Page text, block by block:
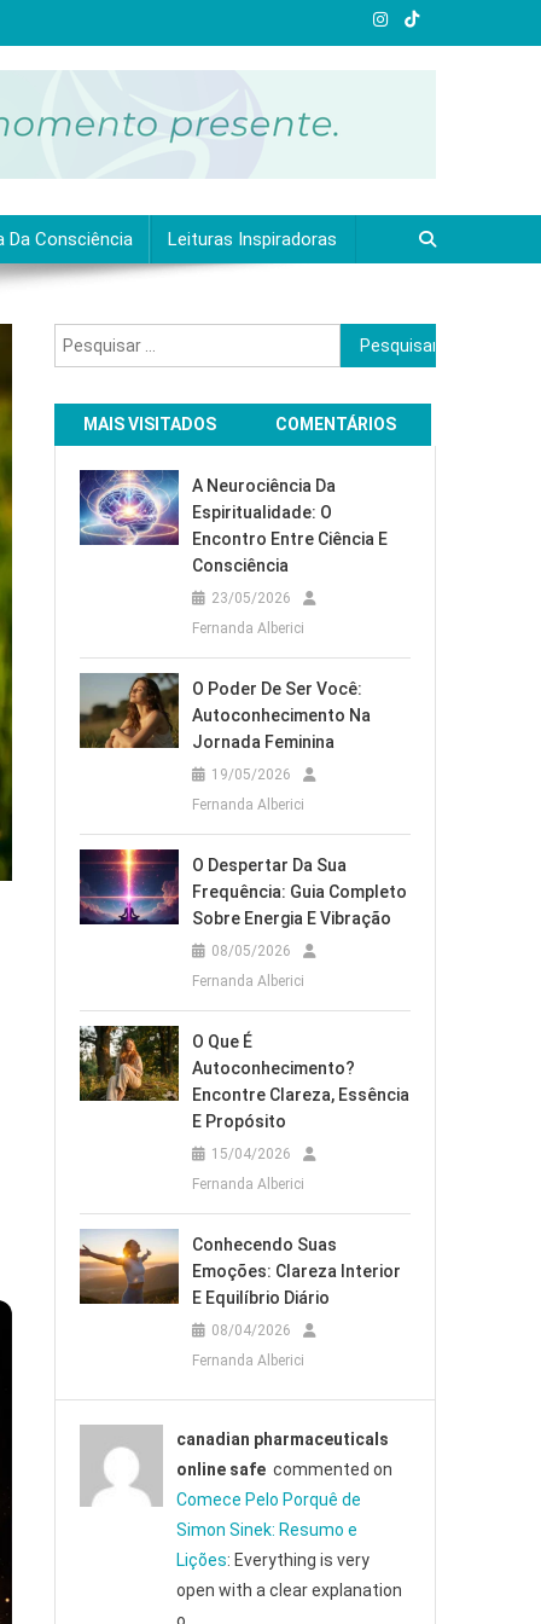
Da Consciência Leituras Inspiradoras
Pesquisar
por:
MAIS VISITADOS COMENTÁRIOS
A Neurociência Da
Espiritualidade: O
Encontro Entre Ciência E
Consciência
23/05/2026
Fernanda Alberici
O Poder De Ser Você:
Autoconhecimento Na
Jornada Feminina
19/05/2026
Fernanda Alberici
O Despertar Da Sua
Frequência: Guia Completo
Sobre Energia E Vibração
08/05/2026
Fernanda Alberici
O Que É
Autoconhecimento?
Encontre Clareza, Essência
E Propósito
15/04/2026
Fernanda Alberici
Conhecendo Suas
Emoções: Clareza Interior
E Equilíbrio Diário
08/04/2026
Fernanda Alberici
canadian pharmaceuticals
online safecommented on
Comece Pelo Porquê de
Simon Sinek: Resumo e
Lições: Everything is very
open with a clear explanation